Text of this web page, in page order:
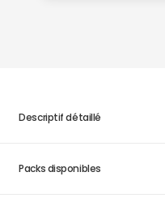
Descriptif détaillé
Packs disponibles